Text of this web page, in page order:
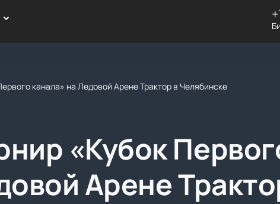
канала» на Ледовой Арене Трактор в Челябинске
«Кубок
Арене